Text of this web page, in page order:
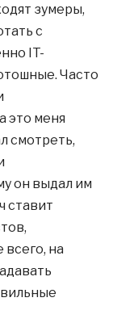
зумеры,
с
IT-
Часто
это меня
смотреть,
он выдал им
ставит
на